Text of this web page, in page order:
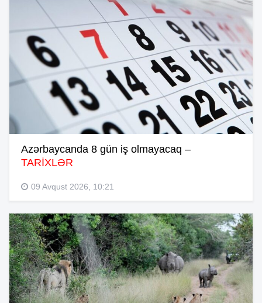
Azərbaycanda 8 gün iş olmayacaq –
TARİXLƏR
09 Avqust 2026, 10:21